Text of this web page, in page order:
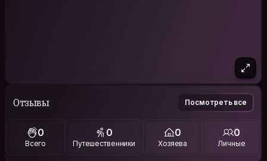
Отзывы Посмотреть все
0
Всего
0
Путешественники
0
Хозяева
0
Личные